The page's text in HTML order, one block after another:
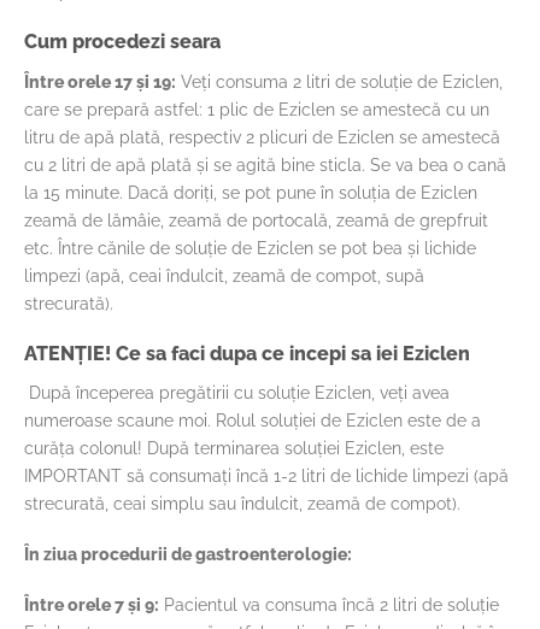
Cum procedezi seara
Între orele 17 și 19: Veți consuma 2 litri de soluție de Eziclen,
care se prepară astfel: 1 plic de Eziclen se amestecă cu un
litru de apă plată, respectiv 2 plicuri de Eziclen se amestecă
cu 2 litri de apă plată și se agită bine sticla. Se va bea o cană
la 15 minute. Dacă doriți, se pot pune în soluția de Eziclen
zeamă de lămâie, zeamă de portocală, zeamă de grepfruit
etc. Între cănile de soluție de Eziclen se pot bea și lichide
limpezi (apă, ceai îndulcit, zeamă de compot, supă
strecurată).
ATENȚIE! Ce sa faci dupa ce incepi sa iei Eziclen
După începerea pregătirii cu soluție Eziclen, veți avea
numeroase scaune moi. Rolul soluției de Eziclen este de a
curăța colonul! După terminarea soluției Eziclen, este
IMPORTANT să consumați încă 1-2 litri de lichide limpezi (apă
strecurată, ceai simplu sau îndulcit, zeamă de compot).
În ziua procedurii de gastroenterologie:
Între orele 7 și 9: Pacientul va consuma încă 2 litri de soluție